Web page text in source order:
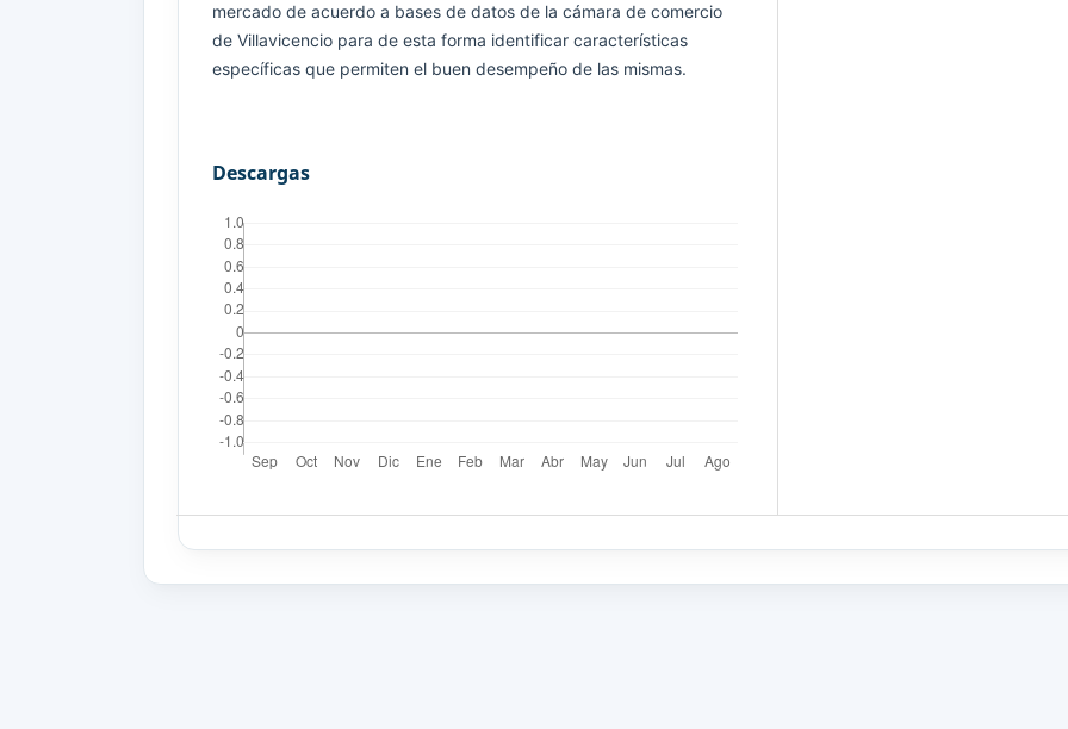
mercado de acuerdo a bases de datos de la cámara de comercio
de Villavicencio para de esta forma identificar características
específicas que permiten el buen desempeño de las mismas.
Descargas